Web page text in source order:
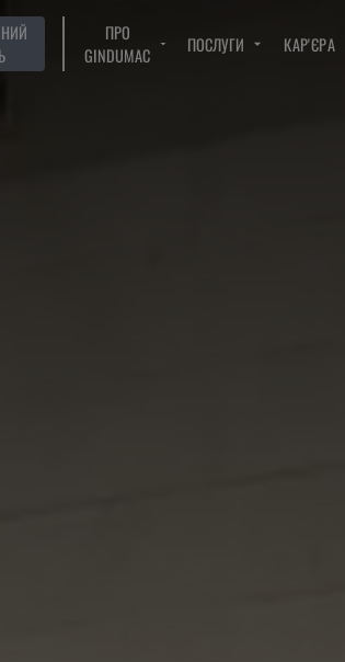
ПРО
GINDUMAC
ПОСЛУГИ КАР'ЄРА